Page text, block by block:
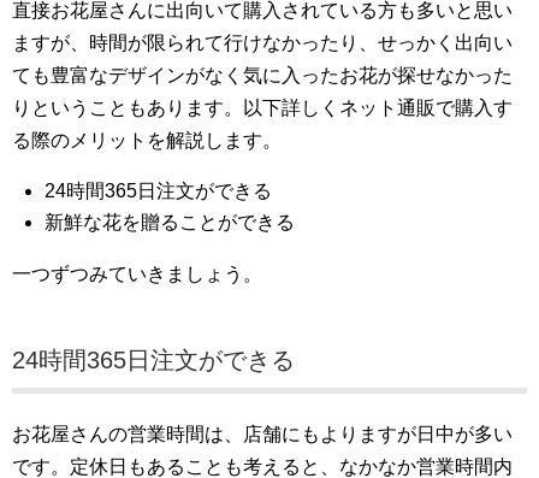
直接お花屋さんに出向いて購入されている方も多いと思い
ますが、時間が限られて行けなかったり、せっかく出向い
ても豊富なデザインがなく気に入ったお花が探せなかった
りということもあります。以下詳しくネット通販で購入す
る際のメリットを解説します。
24時間365日注文ができる
新鮮な花を贈ることができる
一つずつみていきましょう。
24時間365日注文ができる
お花屋さんの営業時間は、店舗にもよりますが日中が多い
です。定休日もあることも考えると、なかなか営業時間内